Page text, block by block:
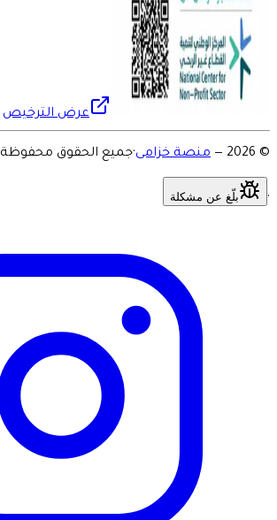
عرض الترخيص
©
2026
— منصة خزامى·جميع الحقوق محفوظة
· بلّغ عن مشكلة